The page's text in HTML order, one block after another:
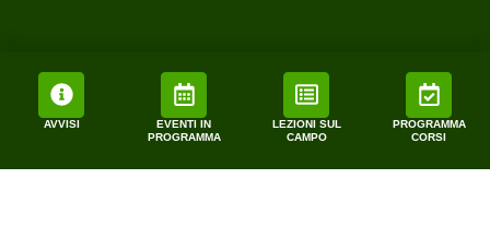
AVVISI
EVENTI IN
PROGRAMMA
LEZIONI SUL
CAMPO
PROGRAMMA
CORSI